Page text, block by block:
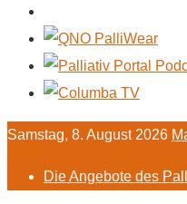
Samstag, 8. August 2026
Die Angebote des